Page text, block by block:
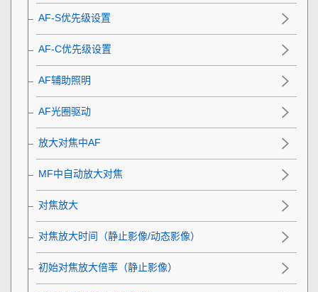
AF-S优先级设置
AF-C优先级设置
AF辅助照明
AF光圈驱动
放大对焦中AF
MF中自动放大对焦
对焦放大
对焦放大时间 （静止影像/动态影像）
初始对焦放大倍率 （静止影像）